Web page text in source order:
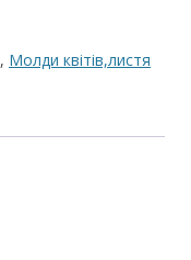
, Молди квітів,листя